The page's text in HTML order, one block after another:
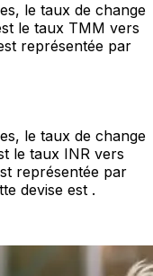
le taux de change
le taux TMM vers
représentée par
le taux de change
le taux INR vers
représentée par
devise est ₹.